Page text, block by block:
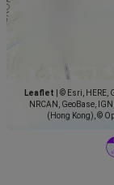
Leaflet
© Esri, HERE,
NRCAN, GeoBase,
(Hong Kong), ©